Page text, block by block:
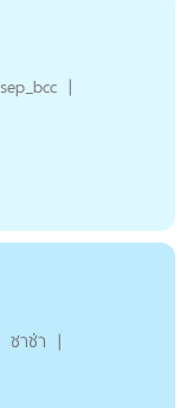
sep_bcc |
ชาช่า |